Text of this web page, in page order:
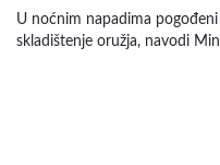
U noćnim napadima
skladištenje oružja, navodi